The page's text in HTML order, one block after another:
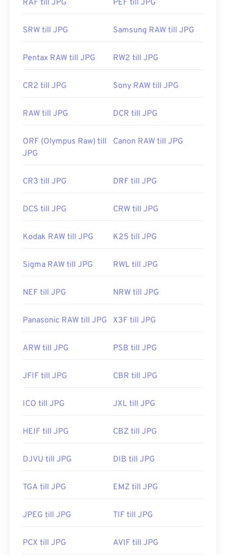
Första utgåvan:
18 september 1992
RAF till JPG PEF till JPG
SRW till JPG Samsung RAW till JPG
Pentax RAW till JPG RW2 till JPG
CR2 till JPG Sony RAW till JPG
RAW till JPG DCR till JPG
ORF (Olympus Raw) till
JPG
Canon RAW till JPG
CR3 till JPG DRF till JPG
DCS till JPG CRW till JPG
Kodak RAW till JPG K25 till JPG
Sigma RAW till JPG RWL till JPG
NEF till JPG NRW till JPG
Panasonic RAW till JPG X3F till JPG
ARW till JPG PSB till JPG
JFIF till JPG CBR till JPG
ICO till JPG JXL till JPG
HEIF till JPG CBZ till JPG
DJVU till JPG DIB till JPG
TGA till JPG EMZ till JPG
JPEG till JPG TIF till JPG
PCX till JPG AVIF till JPG